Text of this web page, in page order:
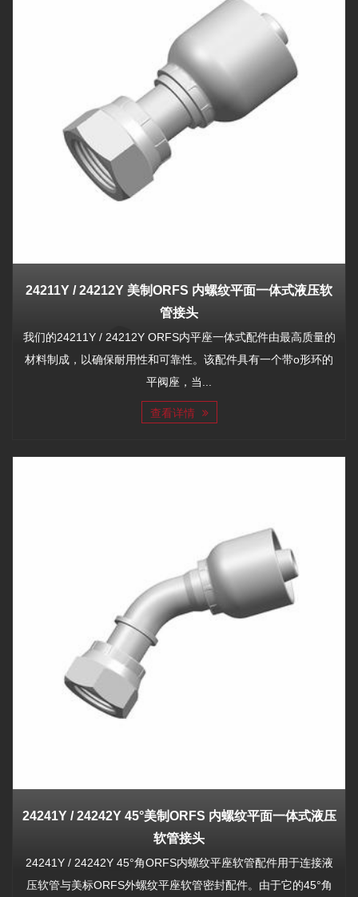
24211Y / 24212Y 美制ORFS 内螺纹平面一体式液压软
管接头
我们的24211Y / 24212Y ORFS内平座一体式配件由最高质量的
材料制成，以确保耐用性和可靠性。该配件具有一个带o形环的
平阀座，当...
查看详情
24241Y / 24242Y 45°美制ORFS 内螺纹平面一体式液压
软管接头
24241Y / 24242Y 45°角ORFS内螺纹平座软管配件用于连接液
压软管与美标ORFS外螺纹平座软管密封配件。由于它的45°角